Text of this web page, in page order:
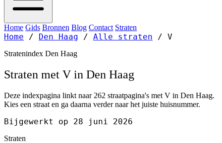
Home Gids Bronnen Blog Contact Straten
Home / Den Haag / Alle straten / V
Stratenindex Den Haag
Straten met V in Den Haag
Deze indexpagina linkt naar 262 straatpagina's met V in Den Haag.
Kies een straat en ga daarna verder naar het juiste huisnummer.
Bijgewerkt op 28 juni 2026
Straten